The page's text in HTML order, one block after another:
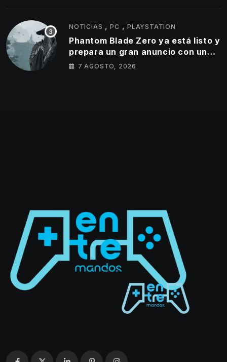
NOTICIAS ,PC ,PLAYSTATION
Phantom Blade Zero ya está listo y
prepara un gran anuncio con un
tráiler de 11 minutos
7 AGOSTO, 2026